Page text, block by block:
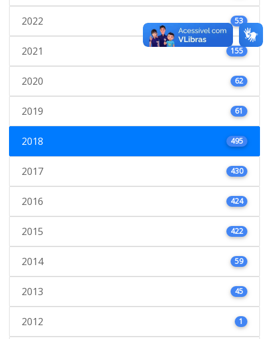
2022 53
2021 155
2020 62
2019 61
2018 495
2017 430
2016 424
2015 422
2014 59
2013 45
2012 1